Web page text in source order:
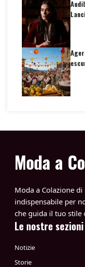
Moda a
Moda a Colazione
indispensabile per
che guida il tuo stile
Le nostre sezioni
Notizie
Storie